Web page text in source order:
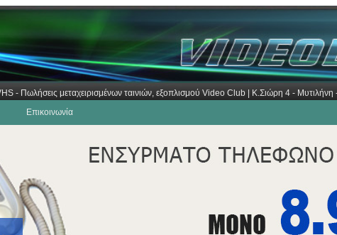
- Πωλήσεις μεταχειρισμένων ταινιών, εξοπλισμού Video Club | Κ.Σιώρη 4 -
Επικοινωνία